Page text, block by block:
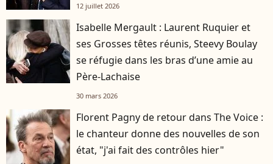
12 juillet 2026
Isabelle Mergault : Laurent Ruquier et
ses Grosses têtes réunis, Steevy Boulay
se réfugie dans les bras d’une amie au
Père-Lachaise
30 mars 2026
Florent Pagny de retour dans The Voice :
le chanteur donne des nouvelles de son
état, "j'ai fait des contrôles hier"